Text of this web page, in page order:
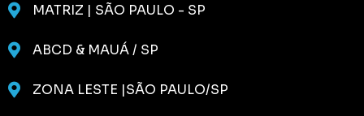
MATRIZ | SÃO PAULO - SP
ABCD & MAUÁ / SP
ZONA LESTE |SÃO PAULO/SP